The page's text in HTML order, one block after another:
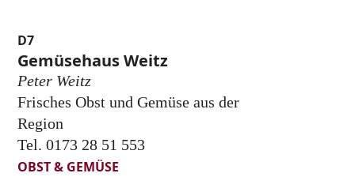
D7
Gemüsehaus Weitz
Peter Weitz
Frisches Obst und Gemüse aus der
Region
Tel. 0173 28 51 553
OBST & GEMÜSE